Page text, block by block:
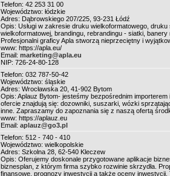
Telefon: 42 253 31 00
Województwo: łódzkie
Adres: Dąbrowskiego 207/225, 93-231 Łódź
Opis: Usługi w zakresie druku wielkoformatowego,
wielkoformatowej, brandingu, rebrandingu - siatki,
Profesjonalni graficy Apla stworzą nieprzeciętny i
www: https://apla.eu/
Email: marketing@apla.eu
NIP: 726-24-80-128
Telefon: 032 787-50-42
Województwo: śląskie
Adres: Wrocławska 20, 41-902 Bytom
Opis: Aplauz Bytom- jesteśmy bezpośrednim
ofercie znajdują się: dozowniki, suszarki, wózki
inne. Zapraszamy do zapoznania się z naszą ofertą
www: https://aplauz.eu
Email: aplauz@go3.pl
Telefon: 512 - 740 - 410
Województwo: wielkopolskie
Adres: Szkolna 28, 62-540 Kleczew
Opis: Oferujemy doskonale przygotowane aplikacje
biznesplan, z którym firma szybko rozwinie skrzydła.
finansowe, prognozy inwestycji a także oceny